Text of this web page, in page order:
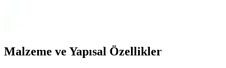
Malzeme ve Yapısal Özellikler